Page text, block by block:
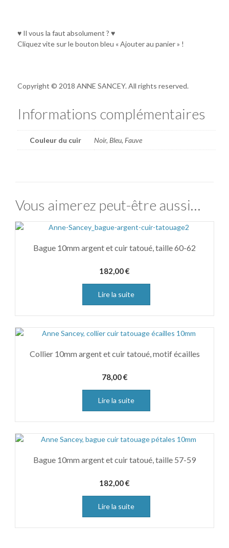
♥ Il vous la faut absolument ? ♥
Cliquez vite sur le bouton bleu « Ajouter au panier » !
Copyright © 2018 ANNE SANCEY. All rights reserved.
Informations complémentaires
Couleur du cuir Noir, Bleu, Fauve
Vous aimerez peut-être aussi…
Bague 10mm argent et cuir tatoué, taille 60-62
182,00€
Lire la suite
Collier 10mm argent et cuir tatoué, motif écailles
78,00€
Lire la suite
Bague 10mm argent et cuir tatoué, taille 57-59
182,00€
Lire la suite